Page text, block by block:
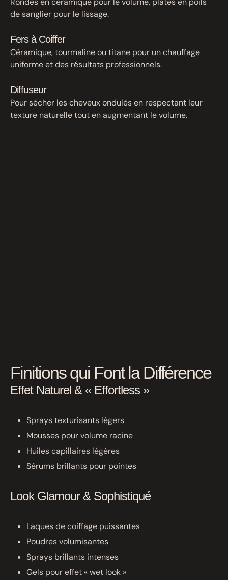
de sanglier pour le lissage.
Fers à Coiffer
Céramique, tourmaline ou titane pour un chauffage
uniforme et des résultats professionnels.
Diffuseur
Pour sécher les cheveux ondulés en respectant leur
texture naturelle tout en augmentant le volume.
Finitions qui Font la Différence
Effet Naturel & « Effortless »
Sprays texturisants légers
Mousses pour volume racine
Huiles capillaires légères
Sérums brillants pour pointes
Look Glamour & Sophistiqué
Laques de coiffage puissantes
Poudres volumisantes
Sprays brillants intenses
Gels pour effet « wet look »